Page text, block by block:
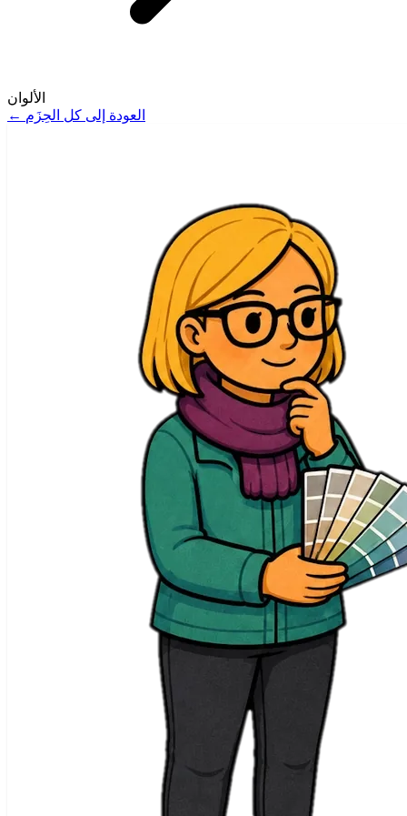
الألوان
← العودة إلى كل الحِزَم